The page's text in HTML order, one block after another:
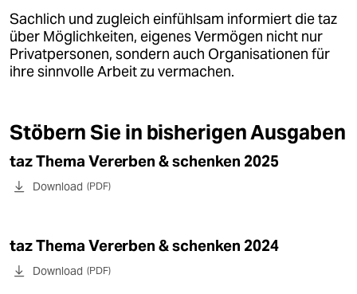
unterstützen
abo
epaper login
Sachlich und zugleich einfühlsam informiert die taz
über Möglichkeiten, eigenes Vermögen nicht nur
Privatpersonen, sondern auch Organisationen für
ihre sinnvolle Arbeit zu vermachen.
Stöbern Sie in bisherigen Ausgaben
taz Thema Vererben & schenken 2025
Download (PDF)
taz Thema Vererben & schenken 2024
Download (PDF)